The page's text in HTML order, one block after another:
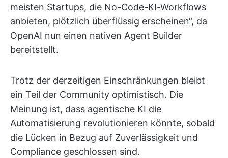
meisten Startups, die No-Code-KI-Workflows
anbieten, plötzlich überflüssig erscheinen“, da
OpenAI nun einen nativen Agent Builder
bereitstellt.
Trotz der derzeitigen Einschränkungen bleibt
ein Teil der Community optimistisch. Die
Meinung ist, dass agentische KI die
Automatisierung revolutionieren könnte, sobald
die Lücken in Bezug auf Zuverlässigkeit und
Compliance geschlossen sind.